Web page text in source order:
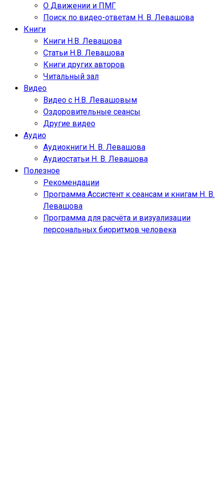
О Движении и ПМГ
Поиск по видео-ответам Н. В. Левашова
Книги
Книги Н.В. Левашова
Статьи Н.В. Левашова
Книги других авторов
Читальный зал
Видео
Видео с Н.В. Левашовым
Оздоровительные сеансы
Другие видео
Аудио
Аудиокниги Н. В. Левашова
Аудиостатьи Н. В. Левашова
Полезное
Рекомендации
Программа Ассистент к сеансам и книгам Н. В.
Левашова
Программа для расчёта и визуализации
персональных биоритмов человека